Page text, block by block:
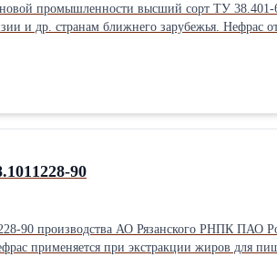
промышленности высший сорт ТУ
и др. странам ближнего зарубежья. Нефрас
соединения, испаряемость и некоторая
не ниже 80 3. до 110 °С, перегоняется, %, не
Массовая доля ароматических
кислот и щелочей –
или битумных красок, эмалей и лаков,
90
90 производства АО Рязанского РНПК ПАО
применяется при экстракции жиров для